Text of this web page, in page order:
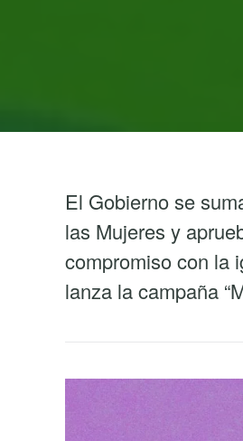
El Gobierno se
las Mujeres y
compromiso con la
lanza la campaña